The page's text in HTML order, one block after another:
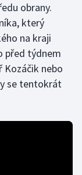
obrany.
který
na kraji
před týdnem
Kozáčik nebo
se tentokrát